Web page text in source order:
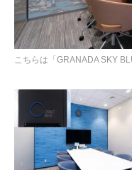
こちらは「GRANADA SKY